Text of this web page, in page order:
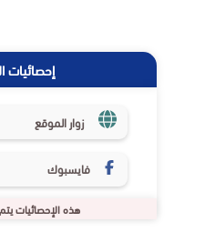
إحصائيات
زوار الموقع
فايسبوك
هذه الإحصائيات